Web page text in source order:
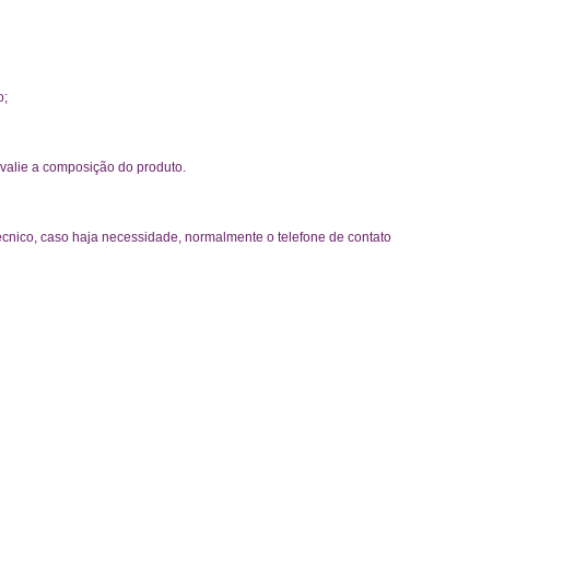
a composição do produto.
caso haja necessidade, normalmente o telefone de contato